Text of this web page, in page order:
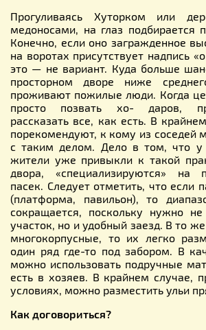
Прогуливаясь Хуторком или
медоносами, на глаз подбирается
Конечно, если оно загражденное
на воротах присутствует надпись
это — не вариант. Куда больше
просторном дворе ниже
проживают пожилые люди. Когда
просто позвать хо- даров,
рассказать все, как есть. В
порекомендуют, к кому из соседей
с таким делом. Дело в том, что у
жители уже привыкли к такой
двора, «специализируются» на
пасек. Следует отметить, что если
(платформа, павильон), то
сокращается, поскольку нужно
участок, но и удобный заезд. В то
многокорпусные, то их легко
один ряд где-то под забором. В
можно использовать подручные
есть в хозяев. В крайнем случае,
условиях, можно разместить ульи
Как договориться?